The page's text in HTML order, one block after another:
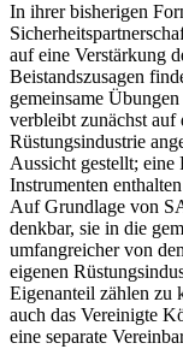
In ihrer bisherigen
auf eine Verstärkung
Beistandszusagen
gemeinsame
verbleibt zunächst auf
Rüstungs­industrie
Aussicht gestellt;
Instrumenten
Auf Grundlage von
denkbar, sie in die
umfangreicher von
eigenen
Eigenanteil zählen zu
auch das Vereinigte
eine separate